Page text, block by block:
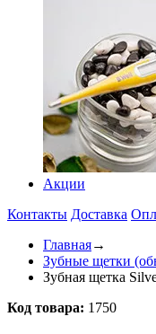
Акции
Контакты Доставка
Главная→
Зубные щетки
Зубная щетка
Код товара: 1750